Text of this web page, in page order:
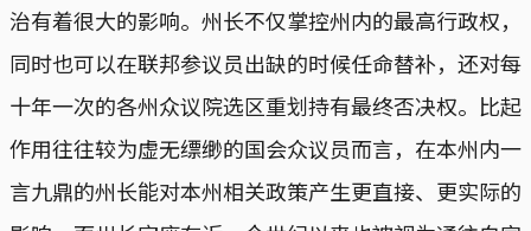
治有着很大的影响。州长不仅掌控州内的最高行政权，
同时也可以在联邦参议员出缺的时候任命替补，还对每
十年一次的各州众议院选区重划持有最终否决权。比起
作用往往较为虚无缥缈的国会众议员而言，在本州内一
言九鼎的州长能对本州相关政策产生更直接、更实际的